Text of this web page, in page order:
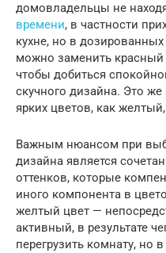
домовладельцы не
времени, в частности
кухне, но в
можно заменить красный
чтобы добиться
скучного дизайна. Это же
ярких цветов, как
Важным нюансом при
дизайна является
оттенков, которые
иного компонента в
желтый цвет —
активный, в результате
перегрузить комнату, но